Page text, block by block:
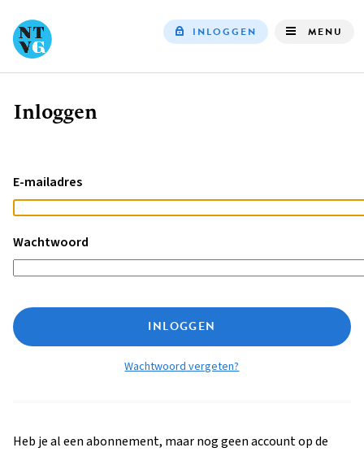
INLOGGEN MENU
Kruimelpad
Inloggen
E-mailadres
Wachtwoord
INLOGGEN
Wachtwoord vergeten?
Heb je al een abonnement, maar nog geen account op de